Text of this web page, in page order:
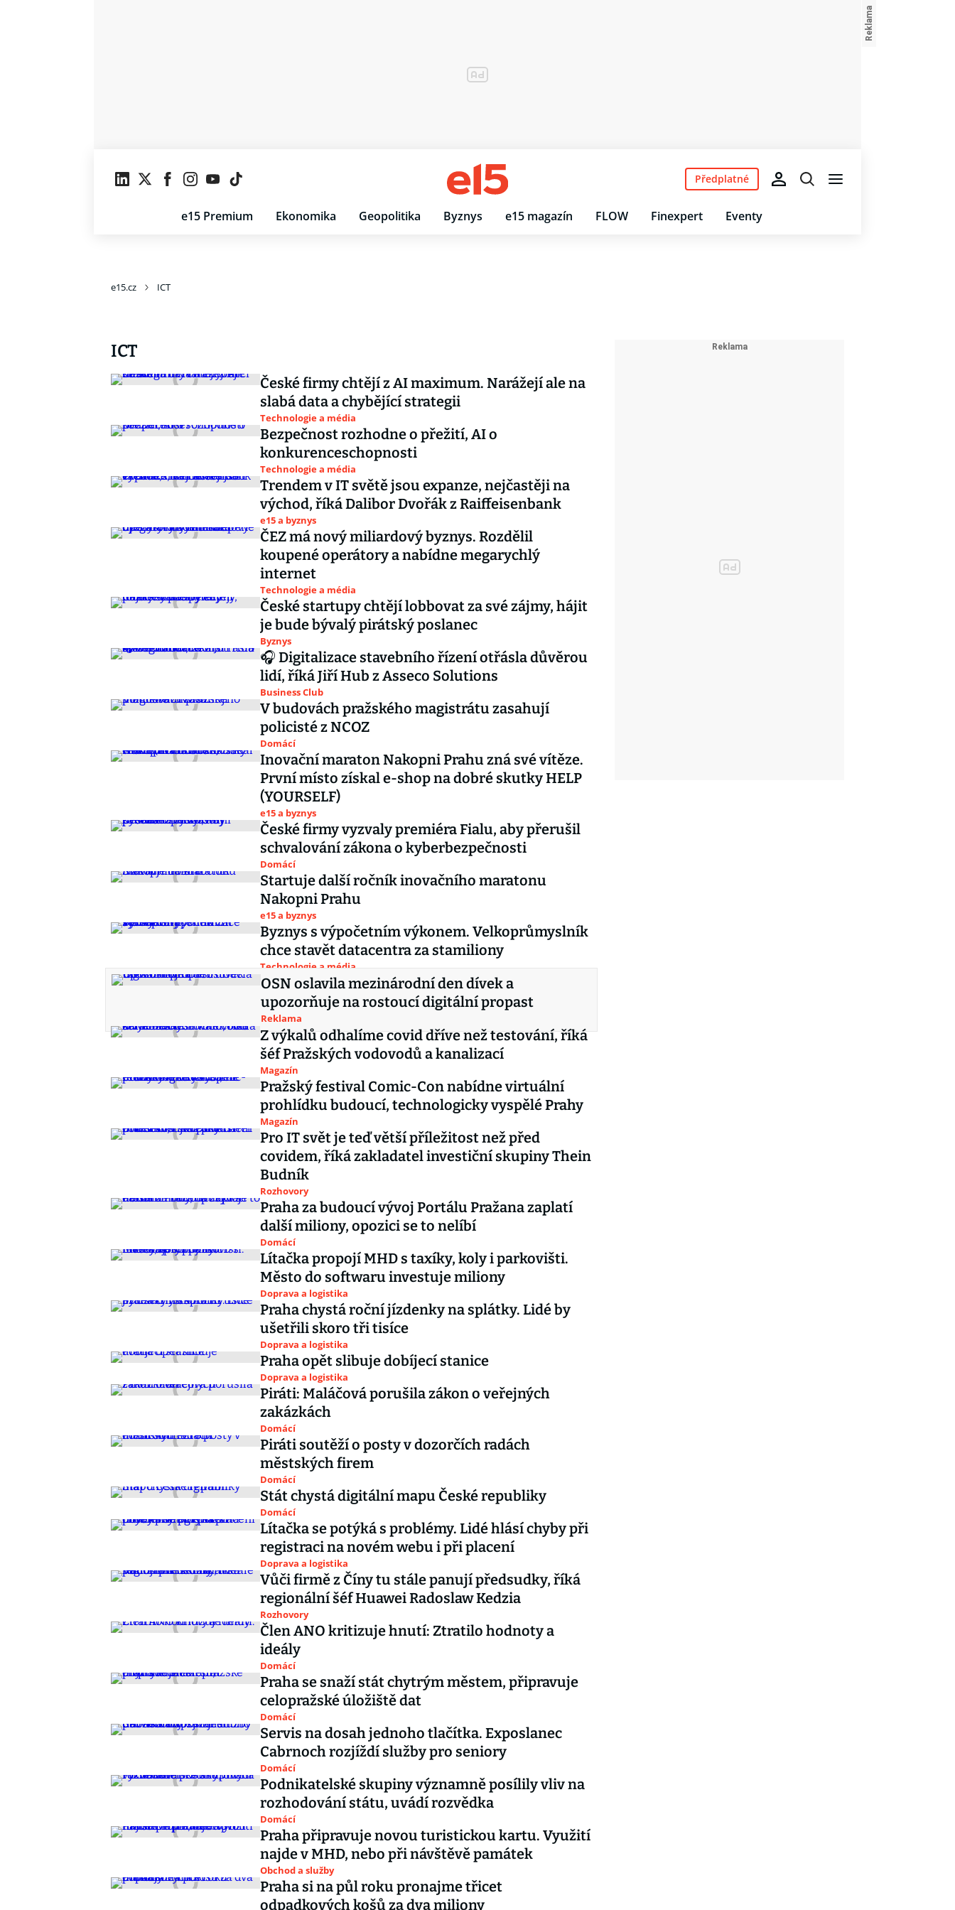
e15 Premium Ekonomika Geopolitika Byznys e15 magazín FLOW Finexpert Eventy
Předplatné
e15.cz ICT
ICT
České firmy chtějí z AI maximum. Narážejí ale na
slabá data a chybějící strategii
Technologie a média
Bezpečnost rozhodne o přežití, AI o
konkurenceschopnosti
Technologie a média
Trendem v IT světě jsou expanze, nejčastěji na
východ, říká Dalibor Dvořák z Raiffeisenbank
e15 a byznys
ČEZ má nový miliardový byznys. Rozdělil
koupené operátory a nabídne megarychlý
internet
Technologie a média
České startupy chtějí lobbovat za své zájmy, hájit
je bude bývalý pirátský poslanec
Byznys
🎧 Digitalizace stavebního řízení otřásla důvěrou
lidí, říká Jiří Hub z Asseco Solutions
Business Club
V budovách pražského magistrátu zasahují
policisté z NCOZ
Domácí
Inovační maraton Nakopni Prahu zná své vítěze.
První místo získal e-shop na dobré skutky HELP
(YOURSELF)
e15 a byznys
České firmy vyzvaly premiéra Fialu, aby přerušil
schvalování zákona o kyberbezpečnosti
Domácí
Startuje další ročník inovačního maratonu
Nakopni Prahu
e15 a byznys
Byznys s výpočetním výkonem. Velkoprůmyslník
chce stavět datacentra za stamiliony
Technologie a média
OSN oslavila mezinárodní den dívek a
upozorňuje na rostoucí digitální propast
Reklama
Z výkalů odhalíme covid dříve než testování, říká
šéf Pražských vodovodů a kanalizací
Magazín
Pražský festival Comic-Con nabídne virtuální
prohlídku budoucí, technologicky vyspělé Prahy
Magazín
Pro IT svět je teď větší příležitost než před
covidem, říká zakladatel investiční skupiny Thein
Budník
Rozhovory
Praha za budoucí vývoj Portálu Pražana zaplatí
další miliony, opozici se to nelíbí
Domácí
Lítačka propojí MHD s taxíky, koly i parkovišti.
Město do softwaru investuje miliony
Doprava a logistika
Praha chystá roční jízdenky na splátky. Lidé by
ušetřili skoro tři tisíce
Doprava a logistika
Praha opět slibuje dobíjecí stanice
Doprava a logistika
Piráti: Maláčová porušila zákon o veřejných
zakázkách
Domácí
Piráti soutěží o posty v dozorčích radách
městských firem
Domácí
Stát chystá digitální mapu České republiky
Domácí
Lítačka se potýká s problémy. Lidé hlásí chyby při
registraci na novém webu i při placení
Doprava a logistika
Vůči firmě z Číny tu stále panují předsudky, říká
regionální šéf Huawei Radoslaw Kedzia
Rozhovory
Člen ANO kritizuje hnutí: Ztratilo hodnoty a
ideály
Domácí
Praha se snaží stát chytrým městem, připravuje
celopražské úložiště dat
Domácí
Servis na dosah jednoho tlačítka. Exposlanec
Cabrnoch rozjíždí služby pro seniory
Domácí
Podnikatelské skupiny významně posílily vliv na
rozhodování státu, uvádí rozvědka
Domácí
Praha připravuje novou turistickou kartu. Využití
najde v MHD, nebo při návštěvě památek
Obchod a služby
Praha si na půl roku pronajme třicet
odpadkových košů za dva miliony